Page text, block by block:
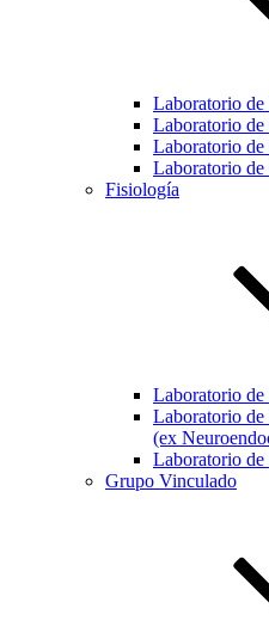
Laboratorio de
Laboratorio
Laboratorio
Laboratorio de
Fisiología
Laboratorio
Laboratorio
(ex
Laboratorio
Grupo Vinculado